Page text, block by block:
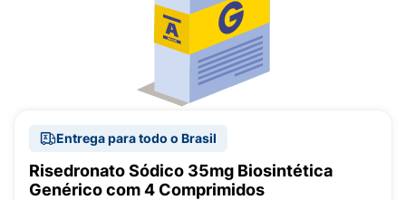
Entrega para todo o Brasil
Risedronato Sódico 35mg Biosintética
Genérico com 4 Comprimidos